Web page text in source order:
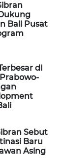
Bali Pusat
di
Sebut
Baru
Asing